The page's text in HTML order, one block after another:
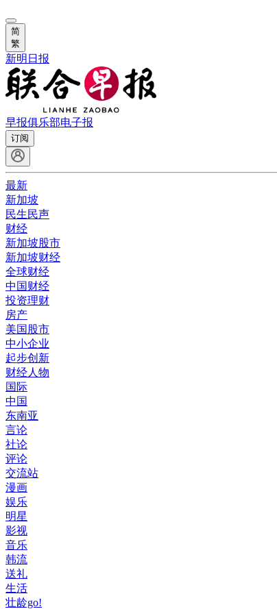
简
繁
新明日报
早报俱乐部电子报
订阅
最新
新加坡
民生民声
财经
新加坡股市
新加坡财经
全球财经
中国财经
投资理财
房产
美国股市
中小企业
起步创新
财经人物
国际
中国
东南亚
言论
社论
评论
交流站
漫画
娱乐
明星
影视
音乐
韩流
送礼
生活
壮龄go!